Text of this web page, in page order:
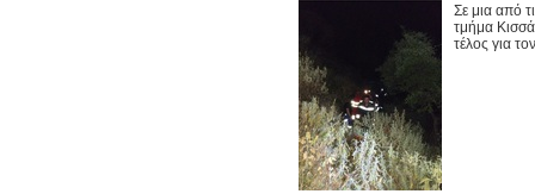
Σε μια από
τμήμα
τέλος για